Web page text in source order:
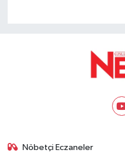
Nöbetçi Eczaneler